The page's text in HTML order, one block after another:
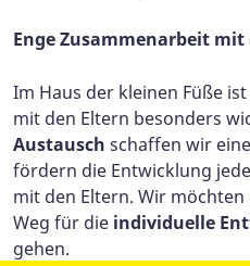
Enge Zusammenarbeit mit
Im Haus der kleinen Füße
mit den Eltern besonders
Austausch schaffen wir
fördern die Entwicklung
mit den Eltern. Wir
Weg für die individuelle
gehen.